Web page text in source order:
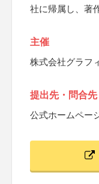
社に帰属し、著
主催
株式会社グラフ
提出先・問合先
公式ホームペー